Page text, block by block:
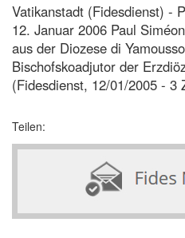
Vatikanstadt (Fidesdienst) -
12. Januar 2006 Paul
aus der Diozese di
Bischofskoadjutor der
(Fidesdienst, 12/01/2005 - 3
Teilen: